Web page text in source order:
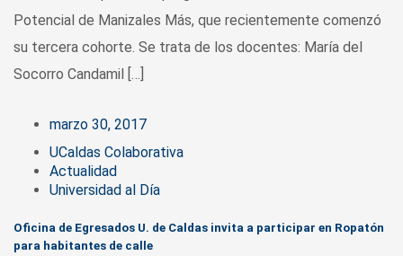
Potencial de Manizales Más, que recientemente comenzó
su tercera cohorte. Se trata de los docentes: María del
Socorro Candamil […]
marzo 30, 2017
UCaldas Colaborativa
Actualidad
Universidad al Día
Oficina de Egresados U. de Caldas invita a participar en Ropatón
para habitantes de calle